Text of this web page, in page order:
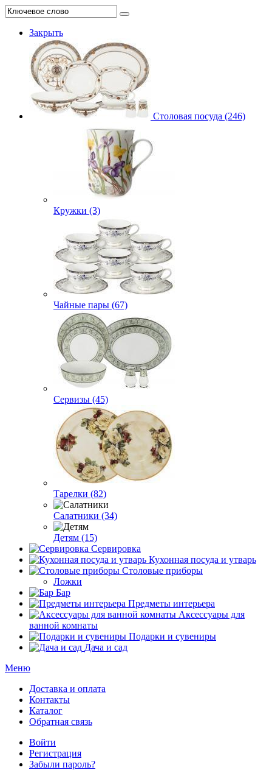
Закрыть
Столовая посуда (246)
Кружки (3)
Чайные пары (67)
Сервизы (45)
Тарелки (82)
Салатники (34)
Детям (15)
Сервировка
Кухонная посуда и утварь
Столовые приборы
Ложки
Бар
Предметы интерьера
Аксессуары для
ванной комнаты
Подарки и сувениры
Дача и сад
Меню
Доставка и оплата
Контакты
Каталог
Обратная связь
Войти
Регистрация
Забыли пароль?